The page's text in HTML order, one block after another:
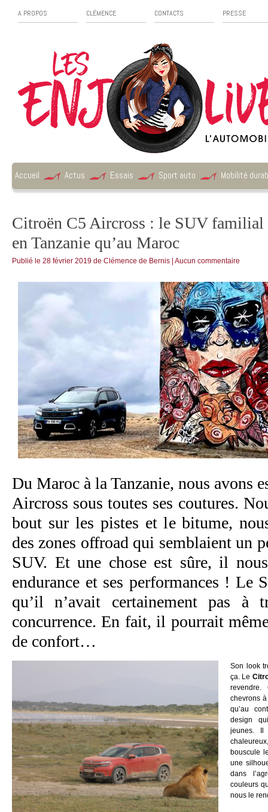
A PROPOS CLÉMENCE CONTACTS PRESSE
Accueil Actus Essais Sport auto Mobilité
Citroën C5 Aircross : le SUV familial
en Tanzanie qu’au Maroc
Publié le 28 février 2019 de Clémence de Bernis Aucun commentaire
Du Maroc à la Tanzanie, nous avons
Aircross sous toutes ses coutures.
bout sur les pistes et le bitume,
des zones offroad qui semblaient un
SUV. Et une chose est sûre, il
endurance et ses performances ! Le
qu’il n’avait certainement pas à
concurrence. En fait, il pourrait
de confort…
Son look
ça. Le
chevrons
qu’au
design
jeunes. Il
bouscule
une
dans
couleurs
nous le